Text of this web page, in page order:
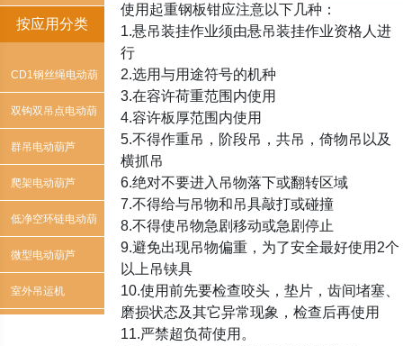
按应用分类
CD1钢丝绳电动葫
芦
双钩双吊点电动葫
芦
群吊电动葫芦
爬架电动葫芦
低净空环链电动葫
芦
微型电动葫芦
室外吊运机
使用起重钢板钳应注意以下几种：
1.悬吊装挂作业须由悬吊装挂作业资格人进
行
2.选用与用途符号的机种
3.在容许荷重范围内使用
4.容许板厚范围内使用
5.不得作重吊，阶段吊，共吊，倚物吊以及
横抓吊
6.绝对不要进入吊物落下或翻转区域
7.不得给与吊物和吊具敲打或碰撞
8.不得使吊物急剧移动或急剧停止
9.避免出现吊物偏重，为了安全最好使用2个
以上吊铗具
10.使用前先要检查咬头，垫片，齿间堵塞、
磨损状态及其它异常现象，检查后再使用
11.严禁超负荷使用。